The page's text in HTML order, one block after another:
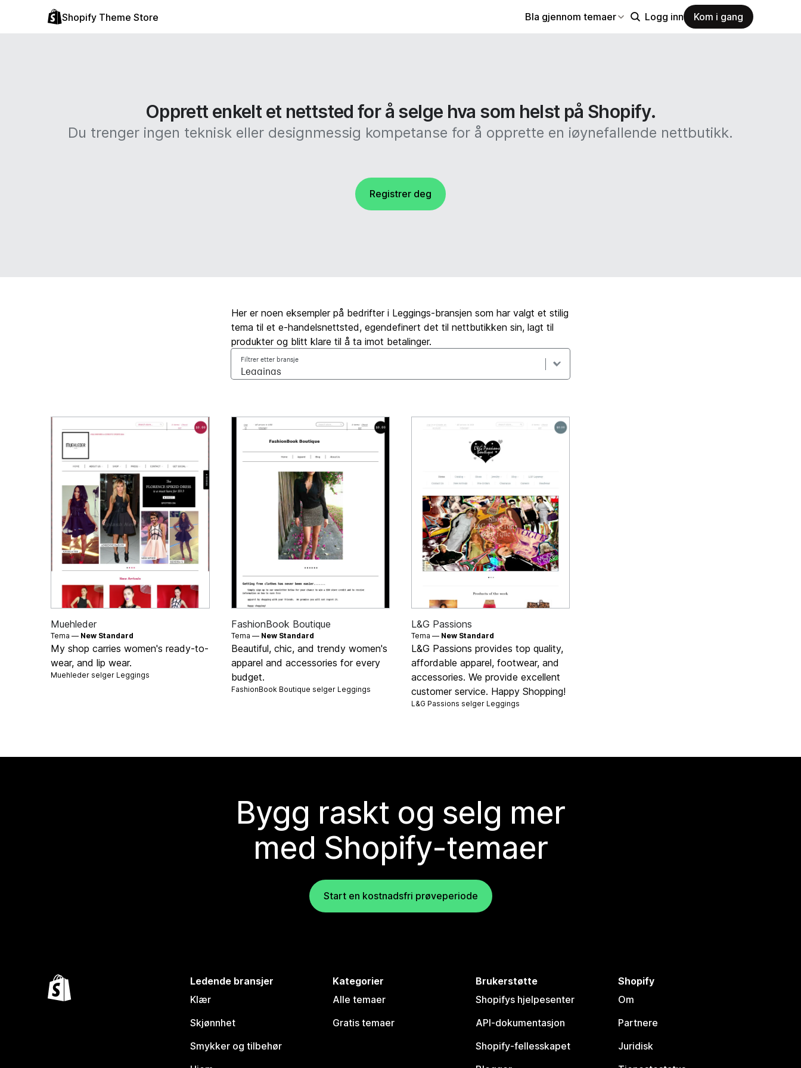
Shopify Theme Store Bla gjennom temaer Logg inn Kom i gang
Opprett enkelt et nettsted for å selge hva som helst på Shopify.
Du trenger ingen teknisk eller designmessig kompetanse for å opprette en iøynefallende nettbutikk.
Registrer deg
Her er noen eksempler på bedrifter i Leggings-bransjen som har valgt et stilig
tema til et e-handelsnettsted, egendefinert det til nettbutikken sin, lagt til
produkter og blitt klare til å ta imot betalinger.
Filtrer etter bransje
Muehleder
Tema — New Standard
My shop carries women's ready-to-
wear, and lip wear.
Muehleder selger Leggings
FashionBook Boutique
Tema — New Standard
Beautiful, chic, and trendy women's
apparel and accessories for every
budget.
FashionBook Boutique selger Leggings
L&G Passions
Tema — New Standard
L&G Passions provides top quality,
affordable apparel, footwear, and
accessories. We provide excellent
customer service. Happy Shopping!
L&G Passions selger Leggings
Bygg raskt og selg mer
med Shopify-temaer
Start en kostnadsfri prøveperiode
Ledende bransjer
Klær
Skjønnhet
Smykker og tilbehør
Kategorier
Alle temaer
Gratis temaer
Brukerstøtte
Shopifys hjelpesenter
API-dokumentasjon
Shopify-fellesskapet
Shopify
Om
Partnere
Juridisk